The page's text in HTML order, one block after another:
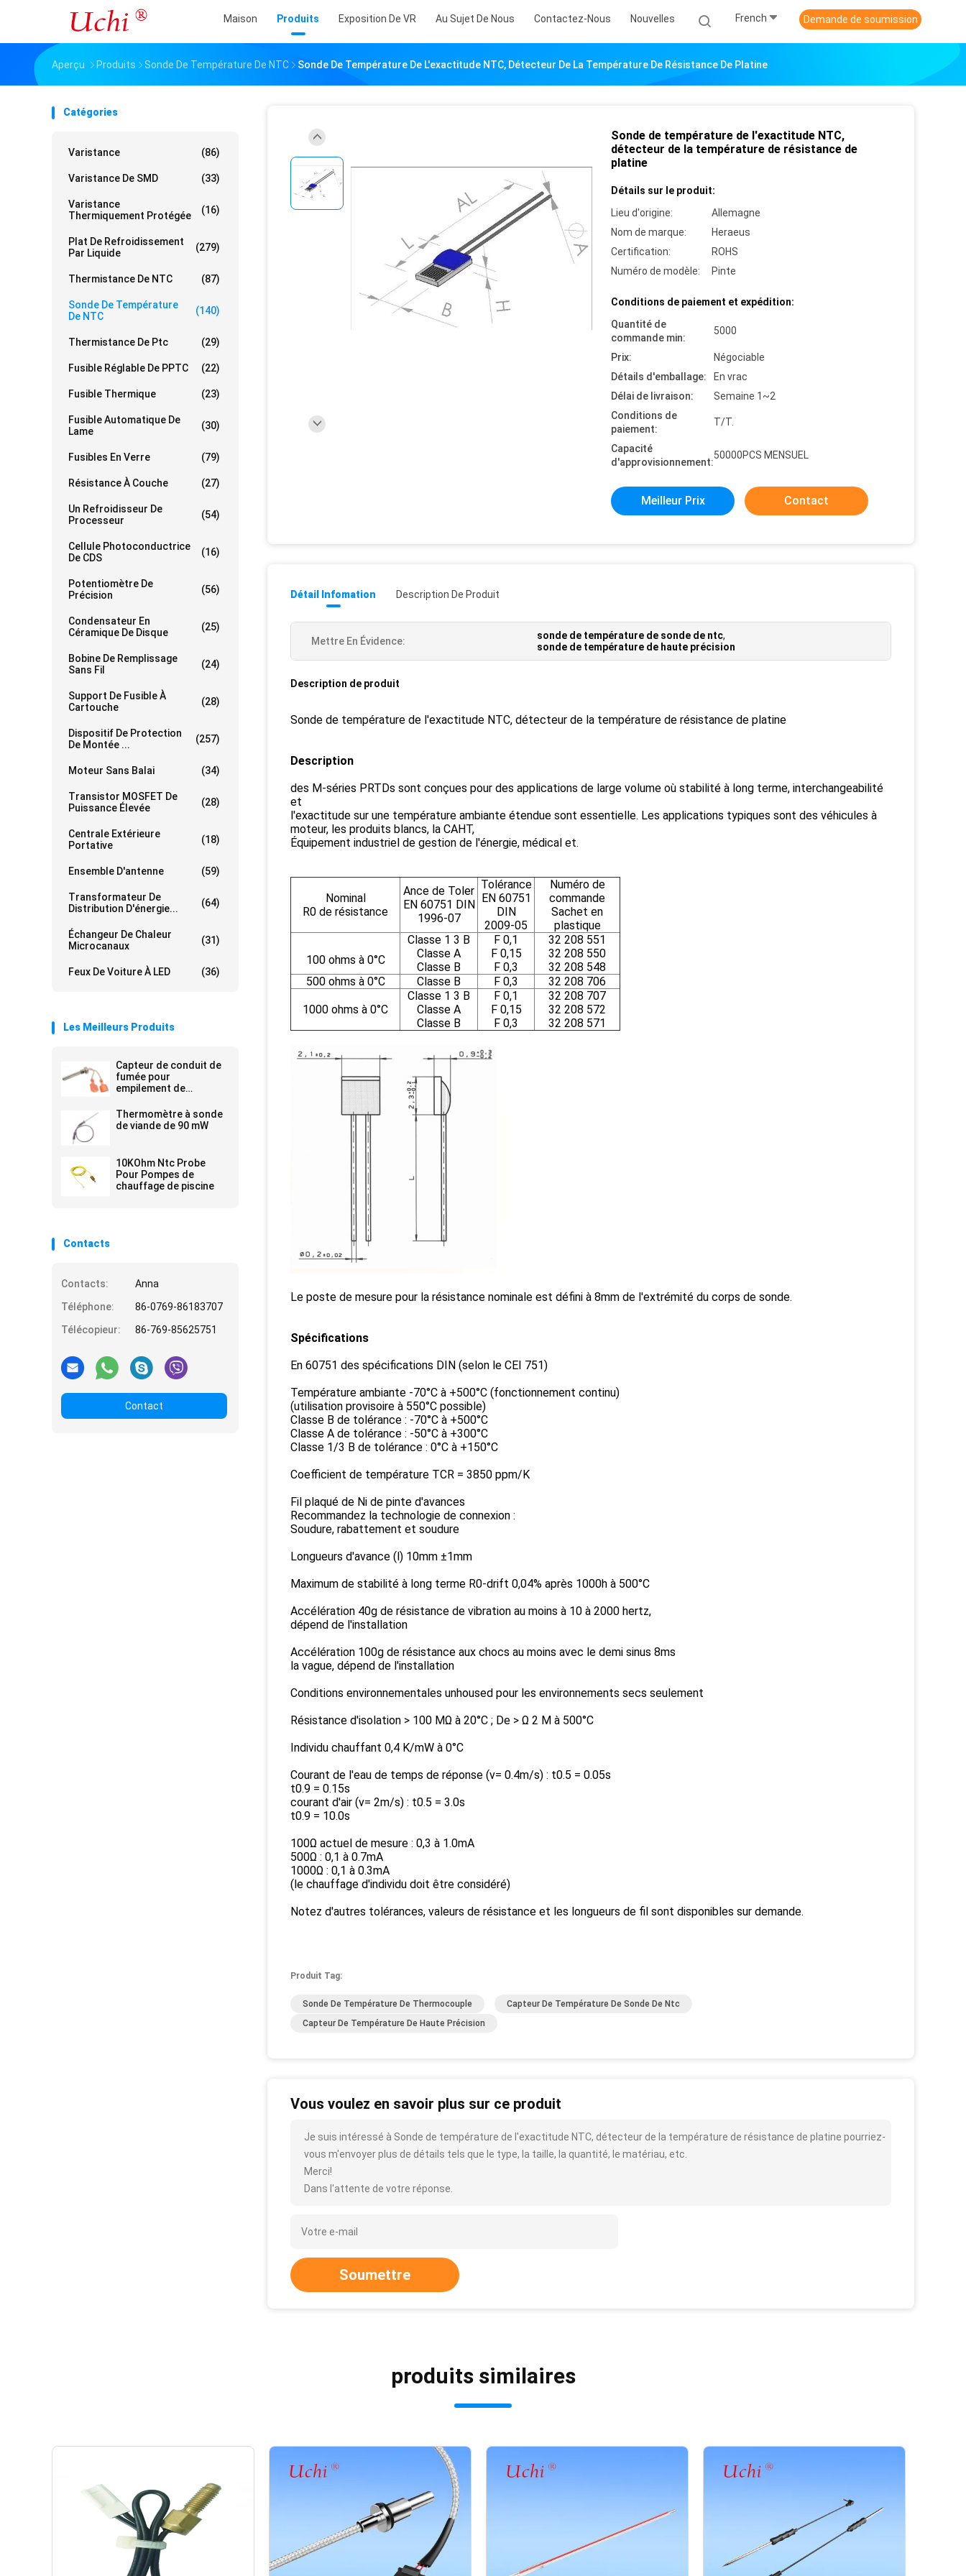
Maison Produits Exposition De VR Au Sujet De Nous Contactez-Nous Nouvelles French Demande de soumission
Aperçu Produits Sonde De Température De NTC Sonde De Température De L'exactitude NTC, Détecteur De La Température De Résistance De Platine
Catégories
Varistance (86)
Varistance De SMD (33)
Varistance
Thermiquement Protégée
(16)
Plat De Refroidissement
Par Liquide
(279)
Thermistance De NTC (87)
Sonde De Température
De NTC
(140)
Thermistance De Ptc (29)
Fusible Réglable De PPTC (22)
Fusible Thermique (23)
Fusible Automatique De
Lame
(30)
Fusibles En Verre (79)
Résistance À Couche (27)
Un Refroidisseur De
Processeur
(54)
Cellule Photoconductrice
De CDS
(16)
Potentiomètre De
Précision
(56)
Condensateur En
Céramique De Disque
(25)
Bobine De Remplissage
Sans Fil
(24)
Support De Fusible À
Cartouche
(28)
Dispositif De Protection
De Montée ...
(257)
Moteur Sans Balai (34)
Transistor MOSFET De
Puissance Élevée
(28)
Centrale Extérieure
Portative
(18)
Ensemble D'antenne (59)
Transformateur De
Distribution D'énergie...
(64)
Échangeur De Chaleur
Microcanaux
(31)
Feux De Voiture À LED (36)
Les Meilleurs Produits
Capteur de conduit de
fumée pour
empilement de
époxy
Thermomètre à sonde
de viande de 90 mW
10KOhm Ntc Probe
Pour Pompes de
chauffage de piscine
Contacts
Contacts:
Anna
Téléphone:
86-0769-86183707
Télécopieur:
86-769-85625751
Contact
Sonde de température de l'exactitude NTC,
détecteur de la température de résistance de
platine
Détails sur le produit:
Lieu d'origine:
Allemagne
Nom de marque:
Heraeus
Certification:
ROHS
Numéro de modèle:
Pinte
Conditions de paiement et expédition:
Quantité de
commande min:
5000
Prix:
Négociable
Détails d'emballage:
En vrac
Délai de livraison:
Semaine 1~2
Conditions de
paiement:
T/T.
Capacité
d'approvisionnement:
50000PCS MENSUEL
Meilleur Prix Contact
Détail Infomation Description De Produit
Mettre En Évidence: sonde de température de sonde de ntc,
sonde de température de haute précision
Description de produit
Sonde de température de l'exactitude NTC, détecteur de la température de résistance de platine
Description
des M-séries PRTDs sont conçues pour des applications de large volume où stabilité à long terme, interchangeabilité
et
l'exactitude sur une température ambiante étendue sont essentielle. Les applications typiques sont des véhicules à
moteur, les produits blancs, la CAHT,
Équipement industriel de gestion de l'énergie, médical et.
Nominal
R0 de résistance
Ance de Toler
EN 60751 DIN
1996-07
Tolérance
EN 60751
DIN
2009-05
Numéro de
commande
Sachet en
plastique
100 ohms à 0°C
Classe 1 3 B
Classe A
Classe B
F 0,1
F 0,15
F 0,3
32 208 551
32 208 550
32 208 548
500 ohms à 0°C
Classe B F 0,3 32 208 706
1000 ohms à 0°C
Classe 1 3 B
Classe A
Classe B
F 0,1
F 0,15
F 0,3
32 208 707
32 208 572
32 208 571
Le poste de mesure pour la résistance nominale est défini à 8mm de l'extrémité du corps de sonde.
Spécifications
En 60751 des spécifications DIN (selon le CEI 751)
Température ambiante -70°C à +500°C (fonctionnement continu)
(utilisation provisoire à 550°C possible)
Classe B de tolérance : -70°C à +500°C
Classe A de tolérance : -50°C à +300°C
Classe 1/3 B de tolérance : 0°C à +150°C
Coefficient de température TCR = 3850 ppm/K
Fil plaqué de Ni de pinte d'avances
Recommandez la technologie de connexion :
Soudure, rabattement et soudure
Longueurs d'avance (l) 10mm ±1mm
Maximum de stabilité à long terme R0-drift 0,04% après 1000h à 500°C
Accélération 40g de résistance de vibration au moins à 10 à 2000 hertz,
dépend de l'installation
Accélération 100g de résistance aux chocs au moins avec le demi sinus 8ms
la vague, dépend de l'installation
Conditions environnementales unhoused pour les environnements secs seulement
Résistance d'isolation > 100 MΩ à 20°C ; De > Ω 2 M à 500°C
Individu chauffant 0,4 K/mW à 0°C
Courant de l'eau de temps de réponse (v= 0.4m/s) : t0.5 = 0.05s
t0.9 = 0.15s
courant d'air (v= 2m/s) : t0.5 = 3.0s
t0.9 = 10.0s
100Ω actuel de mesure : 0,3 à 1.0mA
500Ω : 0,1 à 0.7mA
1000Ω : 0,1 à 0.3mA
(le chauffage d'individu doit être considéré)
Notez d'autres tolérances, valeurs de résistance et les longueurs de fil sont disponibles sur demande.
Produit Tag:
Sonde De Température De Thermocouple
Capteur De Température De Sonde De Ntc
Capteur De Température De Haute Précision
Vous voulez en savoir plus sur ce produit
Je suis intéressé à Sonde de température de l'exactitude NTC, détecteur de la température de résistance de platine pourriez-
vous m'envoyer plus de détails tels que le type, la taille, la quantité, le matériau, etc.
Merci!
Dans l'attente de votre réponse.
Soumettre
produits similaires